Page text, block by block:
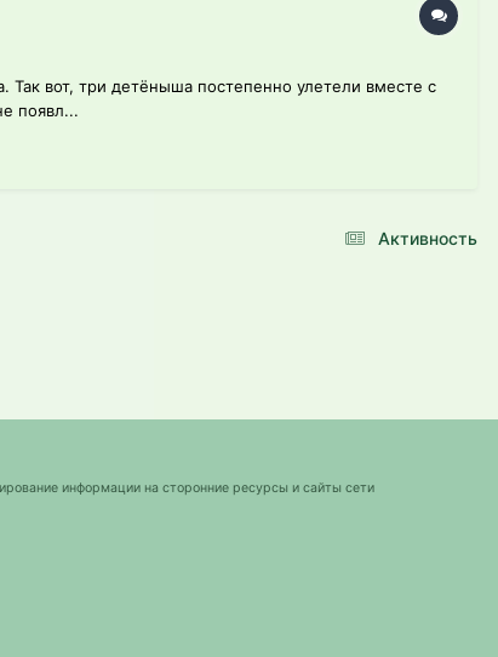
Так вот, три детёныша постепенно улетели вместе с
появл...
Активность
информации на сторонние ресурсы и сайты сети